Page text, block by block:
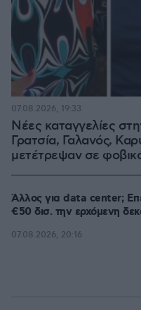
Νέες καταγγελίες
Γρατσία, Γαλανός,
μετέτρεψαν σε
07.08.2026, 19:33
Άλλος για data center;
€50 δισ. την ερχόμενη
07.08.2026, 20:16